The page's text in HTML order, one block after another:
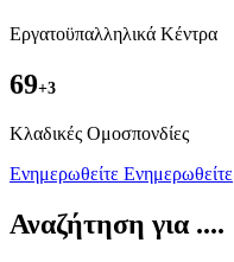
Εργατοϋπαλληλικά Κέντρα
69+3
Kλαδικές Ομοσπονδίες
Ενημερωθείτε Ενημερωθείτε
Αναζήτηση για ....